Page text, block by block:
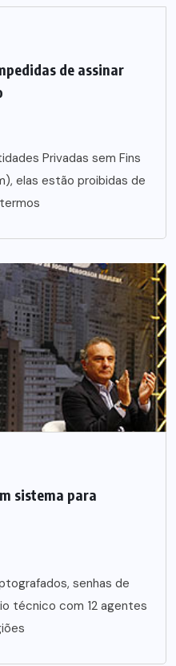
de assinar
Privadas sem Fins
elas estão proibidas de
sistema para
senhas de
técnico com 12 agentes